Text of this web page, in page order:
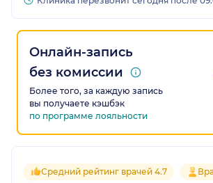
Онлайн-запись
без комиссии
Более того, за каждую запись
вы получаете кэшбэк
по программе лояльности
Средний рейтинг врачей 4.7